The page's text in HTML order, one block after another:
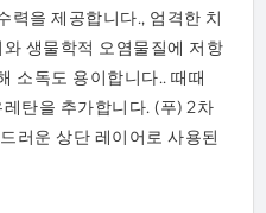
력을 제공합니다., 엄격한 치
생물학적 오염물질에 저항
소독도 용이합니다.. 때때
탄을 추가합니다. (푸) 2차
러운 상단 레이어로 사용된